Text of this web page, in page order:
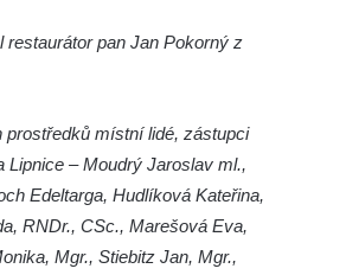
pan Jan Pokorný z
místní lidé, zástupci
– Moudrý Jaroslav ml.,
Edeltarga, Hudlíková Kateřina,
RNDr., CSc., Marešová Eva,
Mgr., Stiebitz Jan, Mgr.,